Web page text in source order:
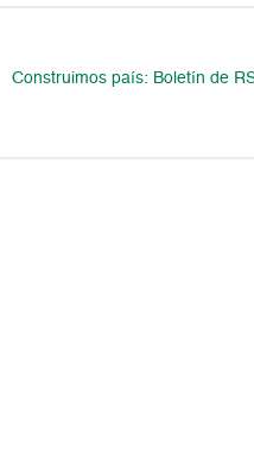
Construimos país: Boletín de